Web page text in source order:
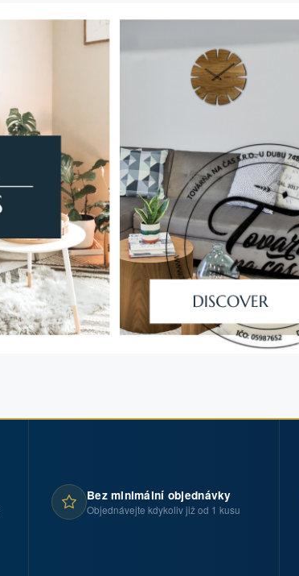
Bez minimální objednávky
Objednávejte kdykoliv již od 1 kusu